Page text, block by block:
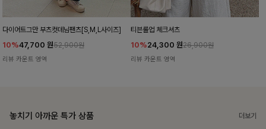
다이어트그만 부츠컷데님팬츠[S,M,L사이즈]
10%47,700 원52,900원
리뷰 카운트 영역
티븐롤업 체크셔츠
10%24,300 원26,900원
리뷰 카운트 영역
놓치기 아까운 특가 상품 더보기